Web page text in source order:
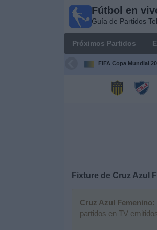
Fútbol en
Guía de Partidos
Próximos Partidos
FIFA Copa Mundial
Fixture de Cruz Azul
Cruz Azul Femenino:
partidos en TV
Uruguay